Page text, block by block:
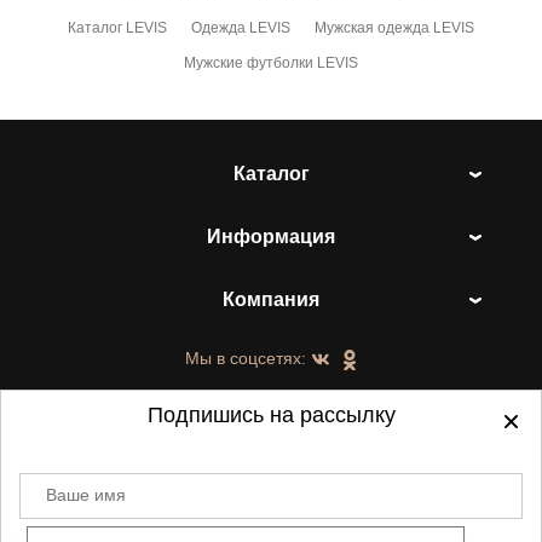
Каталог LEVIS Одежда LEVIS Мужская одежда LEVIS
Мужские футболки LEVIS
Каталог
Информация
Компания
Мы в соцсетях:
©2021-2026 - ShoesTown.ru - все права
Подпишись на рассылку
Ваше имя